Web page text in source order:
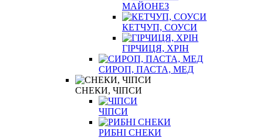
МАЙОНЕЗ
КЕТЧУП, СОУСИ
ГІРЧИЦЯ, ХРІН
СИРОП, ПАСТА, МЕД
СНЕКИ, ЧІПСИ
ЧІПСИ
РИБНІ СНЕКИ